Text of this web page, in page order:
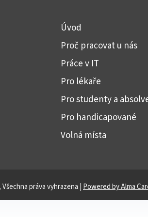
Úvod
Proč pracovat u nás
Práce v IT
Pro lékaře
Pro studenty a
Pro handicapované
Volná místa
práva vyhrazena | Powered by Alma